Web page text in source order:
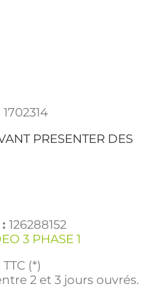
1702314
PRESENTER DES
126288152
3 PHASE 1
(*)
2 et 3 jours ouvrés.